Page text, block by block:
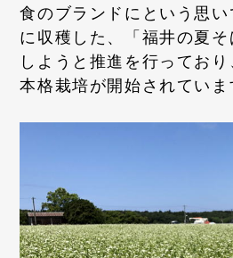
食のブランドにという思い
に収穫した、「福井の夏
しようと推進を行ってお
本格栽培が開始されていま